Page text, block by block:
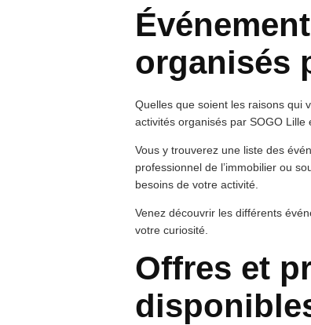
organisés
Quelles que soient les raisons qui
activités organisés par SOGO Lille
Vous y trouverez une liste des
professionnel de l’immobilier ou
besoins de votre activité.
Venez découvrir les différents
votre curiosité.
Offres et